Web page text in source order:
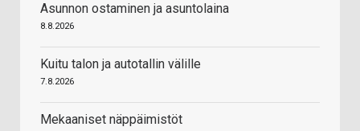
Asunnon ostaminen ja asuntolaina
8.8.2026
Kuitu talon ja autotallin välille
7.8.2026
Mekaaniset näppäimistöt